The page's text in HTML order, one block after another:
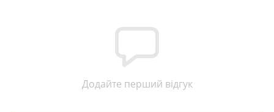
Додайте перший відгук